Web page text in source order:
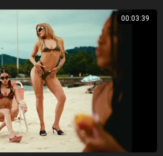
00:03:39